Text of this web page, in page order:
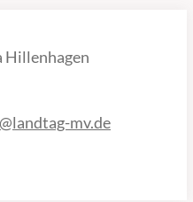
Hillenhagen
mv.de